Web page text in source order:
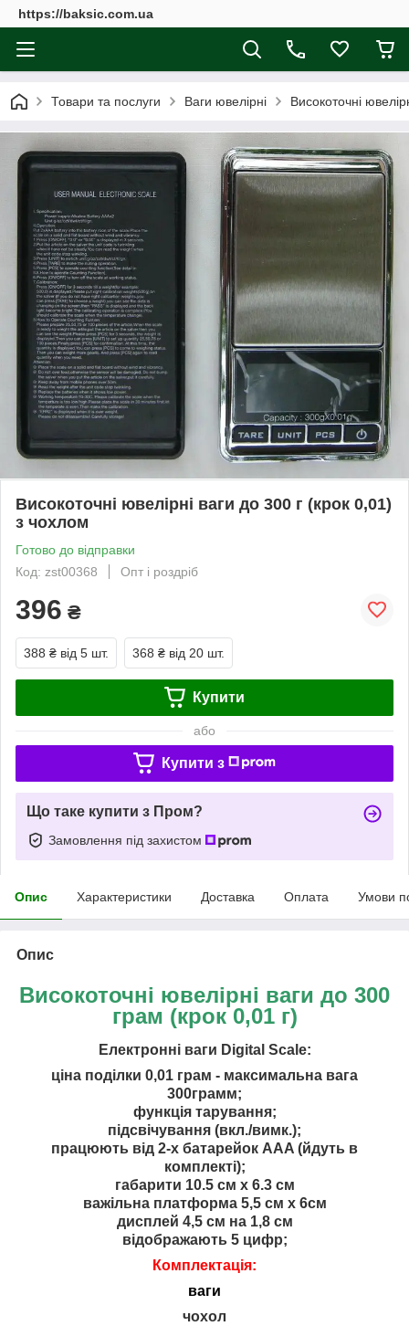
https://baksic.com.ua
Товари та послуги Ваги ювелірні Високоточні
Високоточні ювелірні ваги до 300 г (крок 0,01)
з чохлом
Готово до відправки
Код: zst00368
Опт і роздріб
396 ₴
388 ₴ від 5 шт. 368 ₴ від 20 шт.
Купити
або
Купити з
Що таке купити з Пром?
Замовлення під захистом
Опис Характеристики Доставка Оплата Умови
Опис
Високоточні ювелірні ваги до 300
грам (крок 0,01 г)
Електронні ваги Digital Scale:
ціна поділки 0,01 грам - максимальна вага
300грамм;
функція тарування;
підсвічування (вкл./вимк.);
працюють від 2-х батарейок AAA (йдуть в
комплекті);
габарити 10.5 см х 6.3 см
важільна платформа 5,5 см х 6см
дисплей 4,5 см на 1,8 см
відображають 5 цифр;
Комплектація:
ваги
чохол